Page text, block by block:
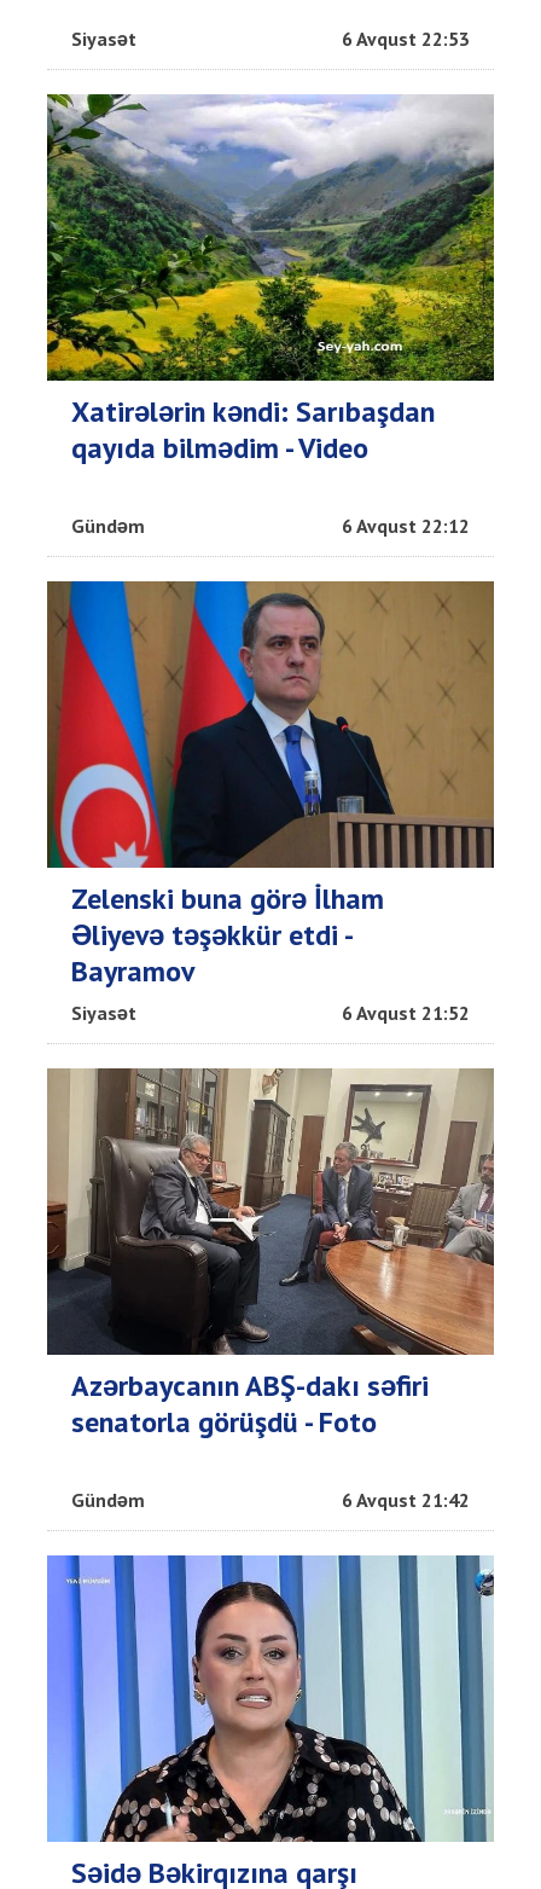
Siyasət 6 Avqust 22:53
Xatirələrin kəndi: Sarıbaşdan
qayıda bilmədim - Video
Gündəm 6 Avqust 22:12
Zelenski buna görə İlham
Əliyevə təşəkkür etdi -
Bayramov
Siyasət 6 Avqust 21:52
Azərbaycanın ABŞ-dakı səfiri
senatorla görüşdü - Foto
Gündəm 6 Avqust 21:42
Səidə Bəkirqızına qarşı